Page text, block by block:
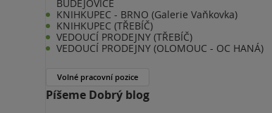
BUDĚJOVICE
KNIHKUPEC - BRNO (Galerie Vaňkovka)
KNIHKUPEC (TŘEBÍČ)
VEDOUCÍ PRODEJNY (TŘEBÍČ)
VEDOUCÍ PRODEJNY (OLOMOUC - OC HANÁ)
Volné pracovní pozice
Píšeme Dobrý blog